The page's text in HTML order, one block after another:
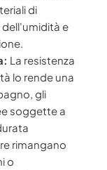
di
dell'umidità e
La resistenza
lo rende una
gli
soggette a
rimangano
o